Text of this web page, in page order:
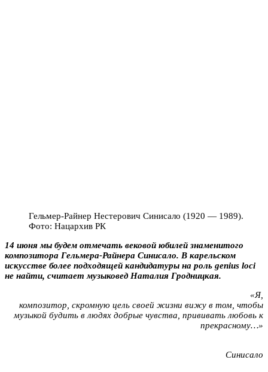
Гельмер-Райнер Нестерович Синисало (1920 — 1989).
Фото: Нацархив РК
14 июня мы будем отмечать вековой юбилей знаменитого
композитора Гельмера-Райнера Синисало. В карельском
искусстве более подходящей кандидатуры на роль genius loci
не найти, считает музыковед Наталия Гродницкая.
«Я,
композитор, скромную цель своей жизни вижу в том, чтобы
музыкой будить в людях добрые чувства, прививать любовь к
прекрасному…»
Синисало